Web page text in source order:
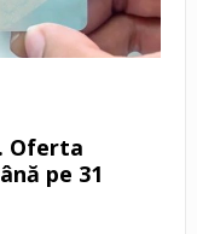
Oferta
pe 31